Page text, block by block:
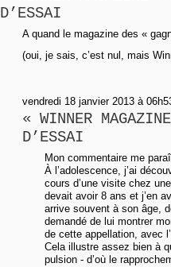
D’ESSAI
A quand le magazine des «
(oui, je sais, c’est nul, mais
vendredi 18 janvier 2013 à
« WINNER
D’ESSAI
Mon commentaire me
À l’adolescence, j’ai
cours d’une visite chez
devait avoir 8 ans et j’en
arrive souvent à son âge,
demandé de lui montrer
de cette appellation, avec
Cela illustre assez bien à
pulsion - d’où le